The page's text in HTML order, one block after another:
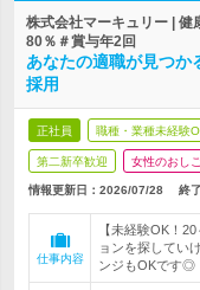
株式会社マーキュリー |
80％＃賞与年2回
あなたの適職が見つ
採用
正社員 職種・業種未経験
第二新卒歓迎 女性のおし
情報更新日：2026/07/28 終
仕事内容
【未経験OK！
ョンを探してい
ンジもOKです◎